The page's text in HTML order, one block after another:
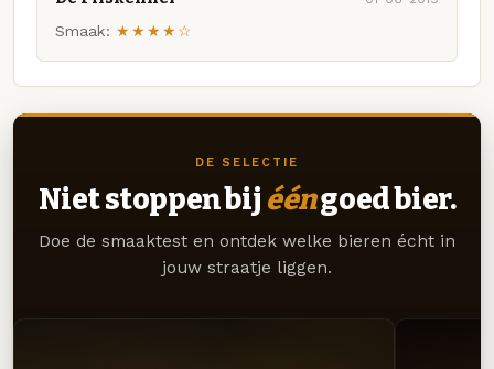
Smaak: ★★★★☆
DE SELECTIE
Niet stoppen bij ééngoed bier.
Doe de smaaktest en ontdek welke bieren écht in
jouw straatje liggen.